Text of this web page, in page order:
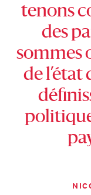
tenons
des
sommes
de